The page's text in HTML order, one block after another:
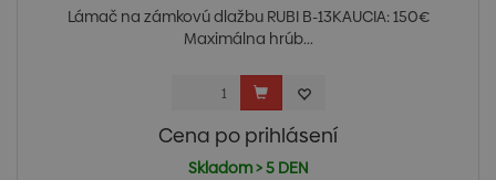
Lámač na zámkovú dlažbu RUBI B-13KAUCIA: 150€
Maximálna hrúb...
Cena po prihlásení
Skladom > 5 DEN